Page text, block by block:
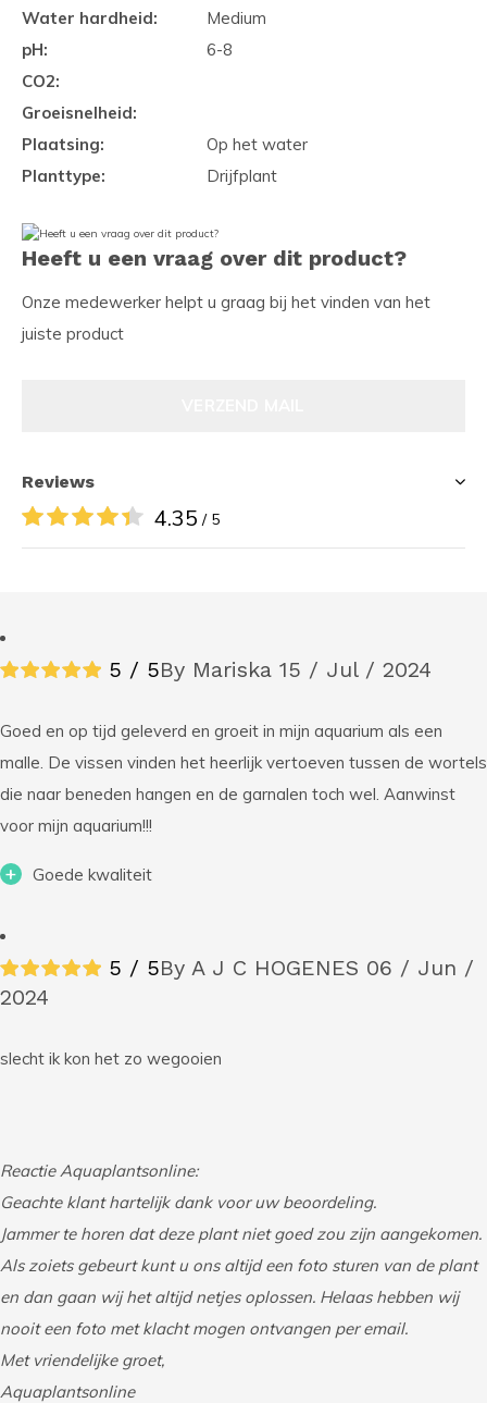
Water hardheid:
Medium
pH:
6-8
CO2:
Groeisnelheid:
Plaatsing:
Op het water
Planttype:
Drijfplant
Heeft u een vraag over dit product?
Onze medewerker helpt u graag bij het vinden van het
juiste product
Reviews
4.35 / 5
5 / 5By Mariska 15 / Jul / 2024
Goed en op tijd geleverd en groeit in mijn aquarium als een
malle. De vissen vinden het heerlijk vertoeven tussen de wortels
die naar beneden hangen en de garnalen toch wel. Aanwinst
voor mijn aquarium!!!
+ Goede kwaliteit
5 / 5By A J C HOGENES 06 / Jun /
2024
slecht ik kon het zo wegooien
Reactie Aquaplantsonline:
Geachte klant hartelijk dank voor uw beoordeling.
Jammer te horen dat deze plant niet goed zou zijn aangekomen.
Als zoiets gebeurt kunt u ons altijd een foto sturen van de plant
en dan gaan wij het altijd netjes oplossen. Helaas hebben wij
nooit een foto met klacht mogen ontvangen per email.
Met vriendelijke groet,
Aquaplantsonline